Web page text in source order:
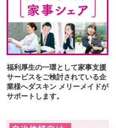
福利厚生の一環として家事支援
サービスをご検討されている企
業様へダスキン メリーメイドが
サポートします。